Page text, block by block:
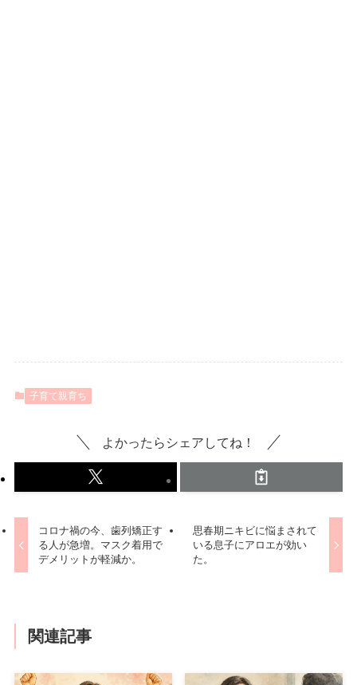
子育て親育ち
よかったらシェアしてね！
コロナ禍の今、歯列矯正す
る人が急増。マスク着用で
デメリットが軽減か。
思春期ニキビに悩まされて
いる息子にアロエが効い
た。
関連記事